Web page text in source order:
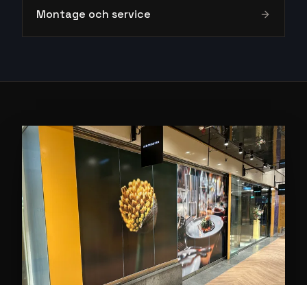
Inomhusprofilering
Print och storformat
Montage och service